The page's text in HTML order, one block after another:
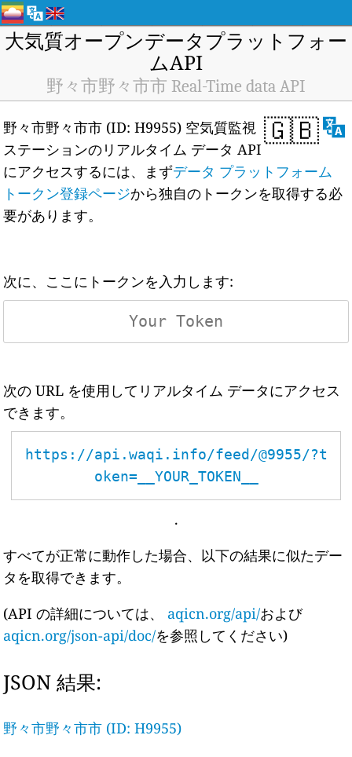
大気質オープンデータプラットフォー
ムAPI
野々市野々市市 Real-Time data API
🇬🇧
野々市野々市市 (ID: H9955) 空気質監視
ステーションのリアルタイム データ API
にアクセスするには、まずデータ プラットフォーム
トークン登録ページから独自のトークンを取得する必
要があります。
次に、ここにトークンを入力します:
次の URL を使用してリアルタイム データにアクセス
できます。
https://api.waqi.info/feed/@9955/?t
oken=__YOUR_TOKEN__
.
すべてが正常に動作した場合、以下の結果に似たデー
タを取得できます。
(API の詳細については、 aqicn.org/api/および
aqicn.org/json-api/doc/を参照してください)
JSON 結果:
野々市野々市市 (ID: H9955)